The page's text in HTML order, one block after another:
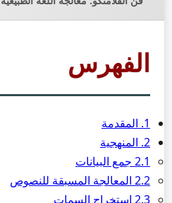
الفهرس
1. المقدمة
2. المنهجية
2.1 جمع البيانات
2.2 المعالجة المسبقة للنصوص
2.3 استخراج السمات